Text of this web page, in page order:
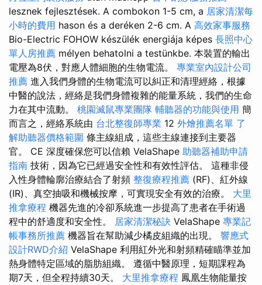
lesznek fejlesztések. A combokon 1-5 cm, a 居家清潔每
小時的費用 hason és a deréken 2-6 cm. A 高效家事服務
Bio-Electric FOHOW készülék energiája képes 長照中心
單人房推薦 mélyen behatolni a testünkbe. 本裝置的輸出
電壓為8伏，對應人體細胞的生物電流。 專業室內設計公司
推薦 進入我們身體的生物電流可以糾正和清理經絡，根據
中醫的說法，經絡是我們身體複雜的能量系統，我們的生命
力在其中流動。 桃園滅鼠專業團隊 輔聽器的功能與使用 簡
而言之，經絡系統由 台北整復師專業 12 外燴推薦名單 了
解助聽器價格範圍 條主線組成，這些主線連接到主要器
官。 CE 深度確保您可以信賴 VelaShape 助聽器補助申請
指南 技術，因為它已經過安全性和有效性評估。 這種非侵
入性身體輪廓治療結合了射頻 整復療程推薦 (RF)、紅外線
(IR)、真空抽吸和機械按摩，可實現安全有效的治療。 大里
推拿療程 機器先進的冷卻系統進一步提高了患者在手術過
程中的舒適度和安全性。 居家清潔秘訣 VelaShape 專業記
帳事務所推薦 機器旨在幫助減少橘皮組織的出現。 響應式
設計RWD介紹 VelaShape 利用紅外光和射頻精確瞄準並加
熱身體特定區域的脂肪組織。 遵循中醫原理，短期課程為
期7天，但全程持續30天。 大里推拿療程 鳳凰生物能量按